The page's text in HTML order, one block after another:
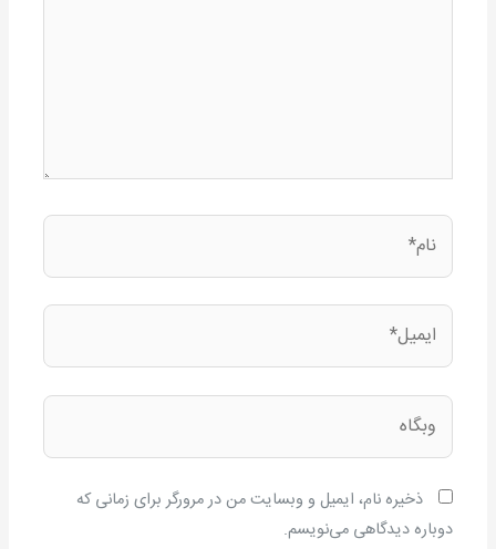
نام*
ایمیل*
وبگاه
ذخیره نام، ایمیل و وبسایت من در مرورگر برای زمانی که
دوباره دیدگاهی می‌نویسم.